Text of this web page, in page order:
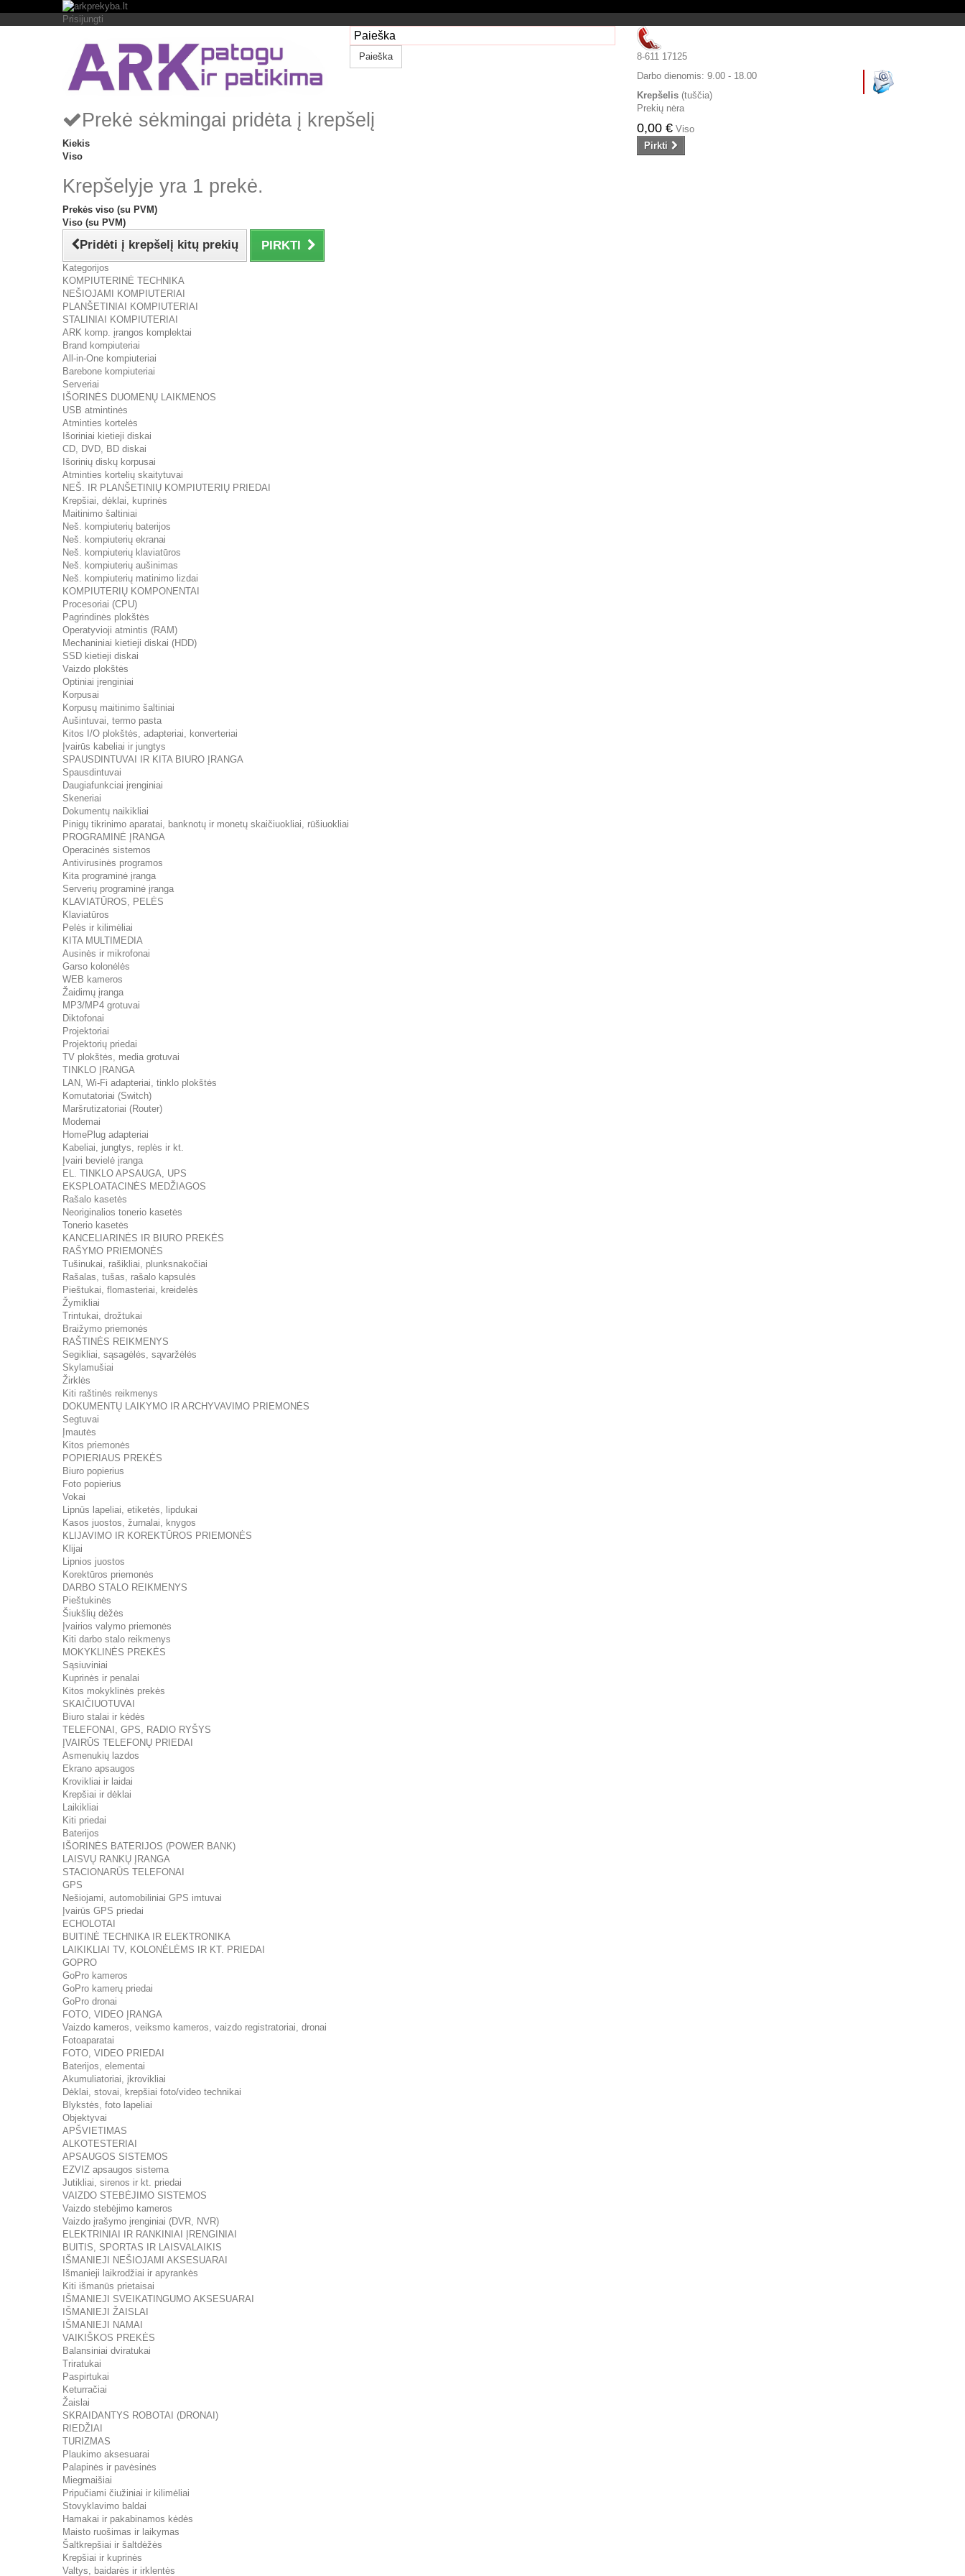
Prisijungti
Paieška
8-611 17125
Darbo dienomis:9.00 - 18.00
Krepšelis (tuščia)
Prekių nėra
0,00 € Viso
Pirkti
Prekė sėkmingai pridėta į krepšelį
Kiekis
Viso
Krepšelyje yra 1 prekė.
Prekės viso (su PVM)
Viso (su PVM)
Pridėti į krepšelį kitų prekių PIRKTI
Kategorijos
KOMPIUTERINĖ TECHNIKA
NEŠIOJAMI KOMPIUTERIAI
PLANŠETINIAI KOMPIUTERIAI
STALINIAI KOMPIUTERIAI
ARK komp. įrangos komplektai
Brand kompiuteriai
All-in-One kompiuteriai
Barebone kompiuteriai
Serveriai
IŠORINĖS DUOMENŲ LAIKMENOS
USB atmintinės
Atminties kortelės
Išoriniai kietieji diskai
CD, DVD, BD diskai
Išorinių diskų korpusai
Atminties kortelių skaitytuvai
NEŠ. IR PLANŠETINIŲ KOMPIUTERIŲ PRIEDAI
Krepšiai, dėklai, kuprinės
Maitinimo šaltiniai
Neš. kompiuterių baterijos
Neš. kompiuterių ekranai
Neš. kompiuterių klaviatūros
Neš. kompiuterių aušinimas
Neš. kompiuterių matinimo lizdai
KOMPIUTERIŲ KOMPONENTAI
Procesoriai (CPU)
Pagrindinės plokštės
Operatyvioji atmintis (RAM)
Mechaniniai kietieji diskai (HDD)
SSD kietieji diskai
Vaizdo plokštės
Optiniai įrenginiai
Korpusai
Korpusų maitinimo šaltiniai
Aušintuvai, termo pasta
Kitos I/O plokštės, adapteriai, konverteriai
Įvairūs kabeliai ir jungtys
SPAUSDINTUVAI IR KITA BIURO ĮRANGA
Spausdintuvai
Daugiafunkciai įrenginiai
Skeneriai
Dokumentų naikikliai
Pinigų tikrinimo aparatai, banknotų ir monetų skaičiuokliai, rūšiuokliai
PROGRAMINĖ ĮRANGA
Operacinės sistemos
Antivirusinės programos
Kita programinė įranga
Serverių programinė įranga
KLAVIATŪROS, PELĖS
Klaviatūros
Pelės ir kilimėliai
KITA MULTIMEDIA
Ausinės ir mikrofonai
Garso kolonėlės
WEB kameros
Žaidimų įranga
MP3/MP4 grotuvai
Diktofonai
Projektoriai
Projektorių priedai
TV plokštės, media grotuvai
TINKLO ĮRANGA
LAN, Wi-Fi adapteriai, tinklo plokštės
Komutatoriai (Switch)
Maršrutizatoriai (Router)
Modemai
HomePlug adapteriai
Kabeliai, jungtys, replės ir kt.
Įvairi bevielė įranga
EL. TINKLO APSAUGA, UPS
EKSPLOATACINĖS MEDŽIAGOS
Rašalo kasetės
Neoriginalios tonerio kasetės
Tonerio kasetės
KANCELIARINĖS IR BIURO PREKĖS
RAŠYMO PRIEMONĖS
Tušinukai, rašikliai, plunksnakočiai
Rašalas, tušas, rašalo kapsulės
Pieštukai, flomasteriai, kreidelės
Žymikliai
Trintukai, drožtukai
Braižymo priemonės
RAŠTINĖS REIKMENYS
Segikliai, sąsagėlės, sąvaržėlės
Skylamušiai
Žirklės
Kiti raštinės reikmenys
DOKUMENTŲ LAIKYMO IR ARCHYVAVIMO PRIEMONĖS
Segtuvai
Įmautės
Kitos priemonės
POPIERIAUS PREKĖS
Biuro popierius
Foto popierius
Vokai
Lipnūs lapeliai, etiketės, lipdukai
Kasos juostos, žurnalai, knygos
KLIJAVIMO IR KOREKTŪROS PRIEMONĖS
Klijai
Lipnios juostos
Korektūros priemonės
DARBO STALO REIKMENYS
Pieštukinės
Šiukšlių dėžės
Įvairios valymo priemonės
Kiti darbo stalo reikmenys
MOKYKLINĖS PREKĖS
Sąsiuviniai
Kuprinės ir penalai
Kitos mokyklinės prekės
SKAIČIUOTUVAI
Biuro stalai ir kėdės
TELEFONAI, GPS, RADIO RYŠYS
ĮVAIRŪS TELEFONŲ PRIEDAI
Asmenukių lazdos
Ekrano apsaugos
Krovikliai ir laidai
Krepšiai ir dėklai
Laikikliai
Kiti priedai
Baterijos
IŠORINĖS BATERIJOS (POWER BANK)
LAISVŲ RANKŲ ĮRANGA
STACIONARŪS TELEFONAI
GPS
Nešiojami, automobiliniai GPS imtuvai
Įvairūs GPS priedai
ECHOLOTAI
BUITINĖ TECHNIKA IR ELEKTRONIKA
LAIKIKLIAI TV, KOLONĖLĖMS IR KT. PRIEDAI
GOPRO
GoPro kameros
GoPro kamerų priedai
GoPro dronai
FOTO, VIDEO ĮRANGA
Vaizdo kameros, veiksmo kameros, vaizdo registratoriai, dronai
Fotoaparatai
FOTO, VIDEO PRIEDAI
Baterijos, elementai
Akumuliatoriai, įkrovikliai
Dėklai, stovai, krepšiai foto/video technikai
Blykstės, foto lapeliai
Objektyvai
APŠVIETIMAS
ALKOTESTERIAI
APSAUGOS SISTEMOS
EZVIZ apsaugos sistema
Jutikliai, sirenos ir kt. priedai
VAIZDO STEBĖJIMO SISTEMOS
Vaizdo stebėjimo kameros
Vaizdo įrašymo įrenginiai (DVR, NVR)
ELEKTRINIAI IR RANKINIAI ĮRENGINIAI
BUITIS, SPORTAS IR LAISVALAIKIS
IŠMANIEJI NEŠIOJAMI AKSESUARAI
Išmanieji laikrodžiai ir apyrankės
Kiti išmanūs prietaisai
IŠMANIEJI SVEIKATINGUMO AKSESUARAI
IŠMANIEJI ŽAISLAI
IŠMANIEJI NAMAI
VAIKIŠKOS PREKĖS
Balansiniai dviratukai
Triratukai
Paspirtukai
Keturračiai
Žaislai
SKRAIDANTYS ROBOTAI (DRONAI)
RIEDŽIAI
TURIZMAS
Plaukimo aksesuarai
Palapinės ir pavėsinės
Miegmaišiai
Pripučiami čiužiniai ir kilimėliai
Stovyklavimo baldai
Hamakai ir pakabinamos kėdės
Maisto ruošimas ir laikymas
Šaltkrepšiai ir šaltdėžės
Krepšiai ir kuprinės
Valtys, baidarės ir irklentės